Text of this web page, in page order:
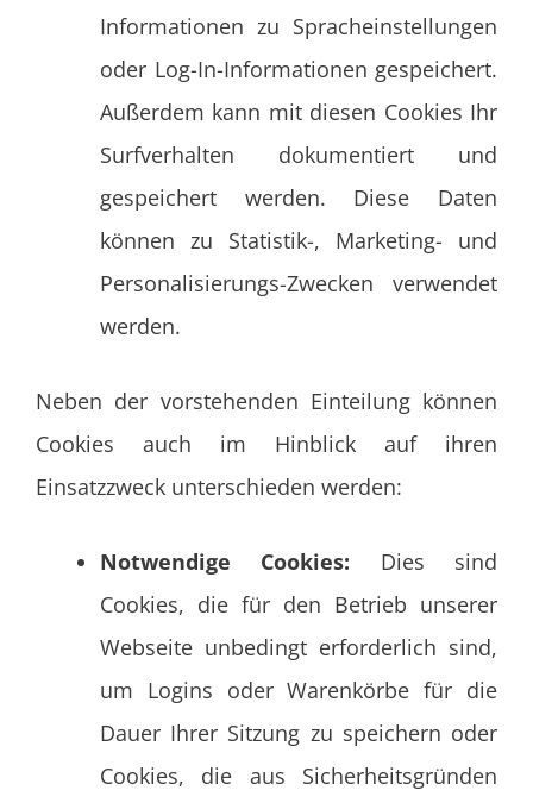
Informationen zu Spracheinstellungen
oder Log-In-Informationen gespeichert.
Außerdem kann mit diesen Cookies Ihr
Surfverhalten dokumentiert und
gespeichert werden. Diese Daten
können zu Statistik-, Marketing- und
Personalisierungs-Zwecken verwendet
werden.
Neben der vorstehenden Einteilung können
Cookies auch im Hinblick auf ihren
Einsatzzweck unterschieden werden:
Notwendige Cookies: Dies sind
Cookies, die für den Betrieb unserer
Webseite unbedingt erforderlich sind,
um Logins oder Warenkörbe für die
Dauer Ihrer Sitzung zu speichern oder
Cookies, die aus Sicherheitsgründen